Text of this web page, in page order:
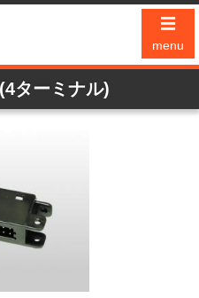
☰
menu
ターミナル)